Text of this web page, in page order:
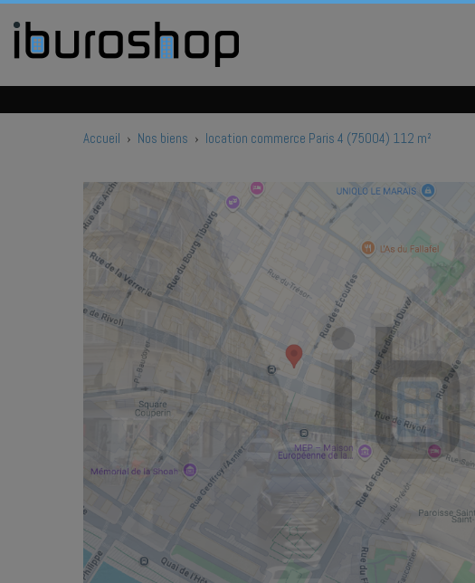
Accueil › Nos biens › location commerce Paris 4 (75004) 112 m²